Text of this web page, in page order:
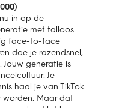
in op de
met talloos
face-to-face
doe je razendsnel,
Jouw generatie is
Je
haal je van TikTok.
worden. Maar dat